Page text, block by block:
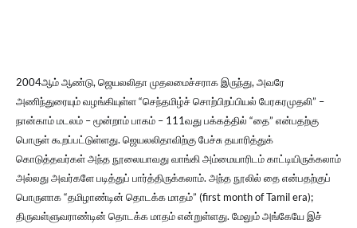
2004ஆம் ஆண்டு, ஜெயலலிதா முதலமைச்சராக இருந்து, அவரே
அணிந்துரையும் வழங்கியுள்ள “செந்தமிழ்ச் சொற்பிறப்பியல் பேரகரமுதலி” –
நான்காம் மடலம் – மூன்றாம் பாகம் – 111வது பக்கத்தில் “தை” என்பதற்கு
பொருள் கூறப்பட்டுள்ளது. ஜெயலலிதாவிற்கு பேச்சு தயாரித்துக்
கொடுத்தவர்கள் அந்த நூலையாவது வாங்கி அம்மையாரிடம் காட்டியிருக்கலாம்
அல்லது அவர்களே படித்துப் பார்த்திருக்கலாம். அந்த நூலில் தை என்பதற்குப்
பொருளாக “தமிழாண்டின் தொடக்க மாதம்” (first month of Tamil era);
திருவள்ளுவராண்டின் தொடக்க மாதம் என்றுள்ளது. மேலும் அங்கேயே இச்